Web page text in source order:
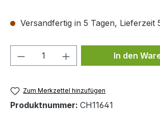
Versandfertig in 5 Tagen, Lieferzeit
Produkt Anzahl: Gib den
In den
Zum Merkzettel hinzufügen
Produktnummer: CH11641